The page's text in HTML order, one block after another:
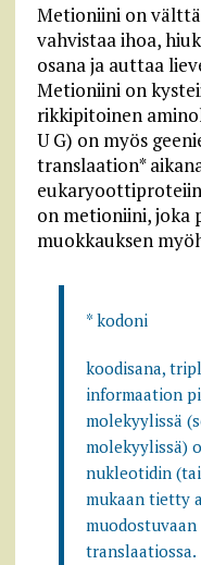
Metioniini on
vahvistaa ihoa,
osana ja auttaa
Metioniini on
rikkipitoinen
U G) on myös
translaation*
on metioniini, joka
muokkauksen
* kodoni
koodisana,
informaation
molekyylissä
molekyylissä)
nukleotidin (tai
mukaan tietty
translaatiossa.